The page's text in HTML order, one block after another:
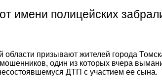
имени полицейских
призывают жителей города
один из которых вчера
ДТП с участием ее сына.